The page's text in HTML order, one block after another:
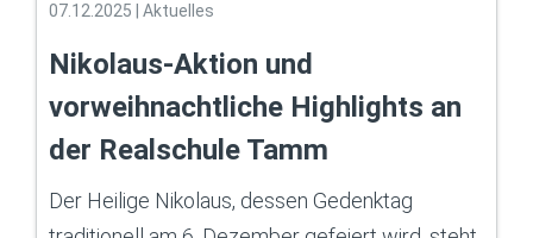
07.12.2025 Aktuelles
Nikolaus-Aktion und
vorweihnachtliche Highlights an
der Realschule Tamm
Der Heilige Nikolaus, dessen Gedenktag